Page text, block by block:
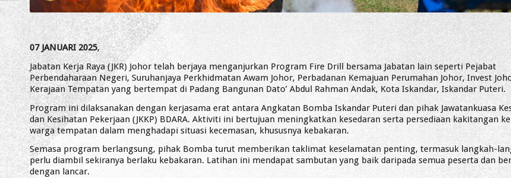
07 JANUARI 2025,
Jabatan Kerja Raya (JKR) Johor telah berjaya menganjurkan Program Fire Drill bersama Jabatan lain seperti Pejabat
Perbendaharaan Negeri, Suruhanjaya Perkhidmatan Awam Johor, Perbadanan Kemajuan Perumahan Johor, Invest
Kerajaan Tempatan yang bertempat di Padang Bangunan Dato’ Abdul Rahman Andak, Kota Iskandar, Iskandar Puteri.
Program ini dilaksanakan dengan kerjasama erat antara Angkatan Bomba Iskandar Puteri dan pihak Jawatankuasa
dan Kesihatan Pekerjaan (JKKP) BDARA. Aktiviti ini bertujuan meningkatkan kesedaran serta persediaan kakitangan
warga tempatan dalam menghadapi situasi kecemasan, khususnya kebakaran.
Semasa program berlangsung, pihak Bomba turut memberikan taklimat keselamatan penting, termasuk langkah-
perlu diambil sekiranya berlaku kebakaran. Latihan ini mendapat sambutan yang baik daripada semua peserta dan
dengan lancar.